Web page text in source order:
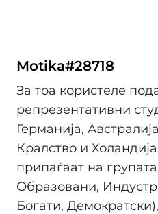
Motika#28718
За тоа користеле
репрезентативни
Германија,
Кралство и
припаѓаат на
Образовани,
Богати,